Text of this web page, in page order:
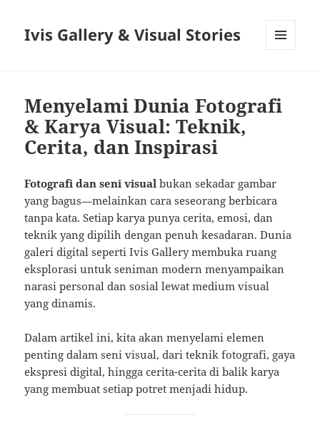
Ivis Gallery & Visual Stories
Menyelami Dunia Fotografi
& Karya Visual: Teknik,
Cerita, dan Inspirasi
Fotografi dan seni visual bukan sekadar gambar
yang bagus—melainkan cara seseorang berbicara
tanpa kata. Setiap karya punya cerita, emosi, dan
teknik yang dipilih dengan penuh kesadaran. Dunia
galeri digital seperti Ivis Gallery membuka ruang
eksplorasi untuk seniman modern menyampaikan
narasi personal dan sosial lewat medium visual
yang dinamis.
Dalam artikel ini, kita akan menyelami elemen
penting dalam seni visual, dari teknik fotografi, gaya
ekspresi digital, hingga cerita-cerita di balik karya
yang membuat setiap potret menjadi hidup.